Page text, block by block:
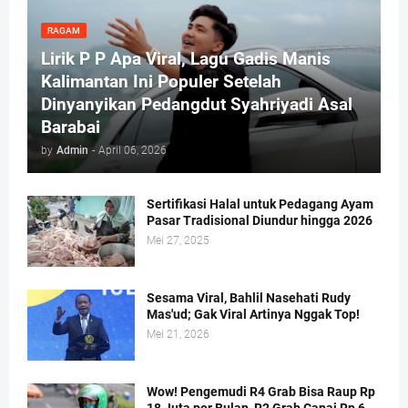
RAGAM
Lirik P P Apa Viral, Lagu Gadis Manis
Kalimantan Ini Populer Setelah
Dinyanyikan Pedangdut Syahriyadi Asal
Barabai
by Admin - April 06, 2026
Sertifikasi Halal untuk Pedagang Ayam
Pasar Tradisional Diundur hingga 2026
Mei 27, 2025
Sesama Viral, Bahlil Nasehati Rudy
Mas'ud; Gak Viral Artinya Nggak Top!
Mei 21, 2026
Wow! Pengemudi R4 Grab Bisa Raup Rp